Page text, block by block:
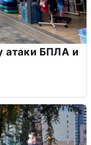
атаки БПЛА и